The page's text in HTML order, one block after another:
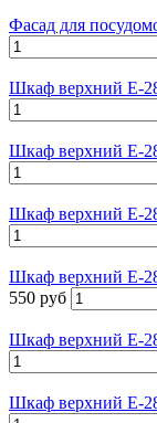
Фасад для
Шкаф верхний Е-
Шкаф верхний Е-
Шкаф верхний Е-
Шкаф верхний Е-
550 руб
Шкаф верхний Е-
Шкаф верхний Е-